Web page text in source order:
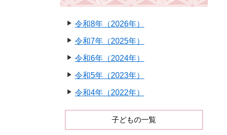
令和8年（2026年）
令和7年（2025年）
令和6年（2024年）
令和5年（2023年）
令和4年（2022年）
子どもの一覧